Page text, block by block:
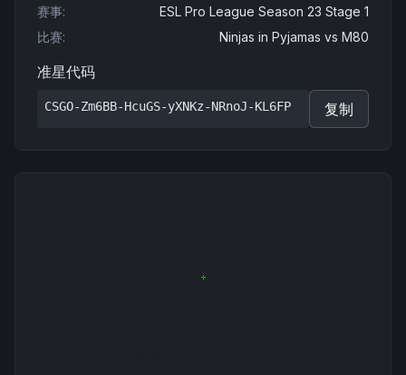
赛事:
ESL Pro League Season 23 Stage 1
比赛: Ninjas in Pyjamas vs M80
准星代码
CSGO-Zm6BB-HcuGS-yXNKz-NRnoJ-KL6FP 复制